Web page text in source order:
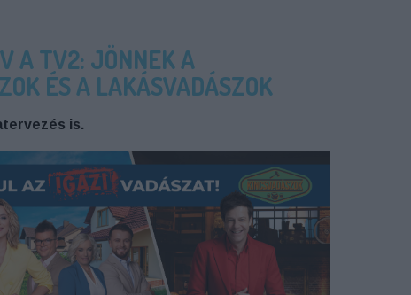
A TV2: JÖNNEK A
ÉS A LAKÁSVADÁSZOK
is.